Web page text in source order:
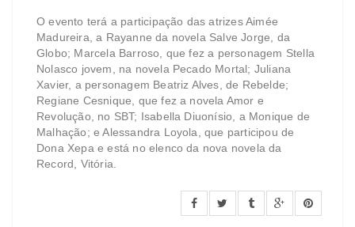
O evento terá a participação das atrizes Aimée
Madureira, a Rayanne da novela Salve Jorge, da
Globo; Marcela Barroso, que fez a personagem Stella
Nolasco jovem, na novela Pecado Mortal; Juliana
Xavier, a personagem Beatriz Alves, de Rebelde;
Regiane Cesnique, que fez a novela Amor e
Revolução, no SBT; Isabella Diuonísio, a Monique de
Malhação; e Alessandra Loyola, que participou de
Dona Xepa e está no elenco da nova novela da
Record, Vitória.